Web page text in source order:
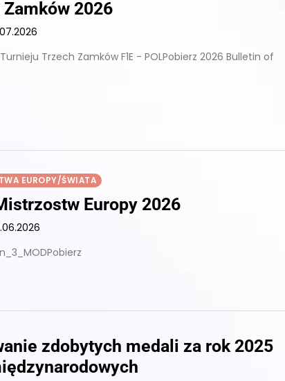
2026
Turnieju Trzech Zamków F1E - POLPobierz 2026 Bulletin of
EUROPY/ŚWIATA
Europy 2026
zdobytych medali za rok 2025